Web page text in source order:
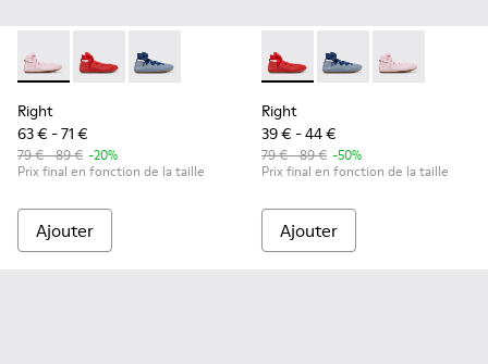
Right - K800674-001 - Ballerines en cuir roses pour enfants.
Right - K800674-003 - Ballerines en cuir rouge pour
Right - K800674-002
Right
63 € - 71 €
79 € - 89 € -20%
Prix final en fonction de la taille
Ajouter
Right - K800674-003 -
Right - K800674-002
Right -
Right
39 € - 44 €
79 € - 89 € -50%
Prix final en fonction de la taille
Ajouter